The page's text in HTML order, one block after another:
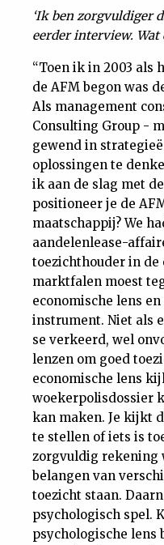
‘Ik ben zorgvuldiger
eerder interview. Wat
“Toen ik in 2003 als
de AFM begon was
Als management
Consulting Group -
gewend in
oplossingen te
ik aan de slag met
positioneer je de
maatschappij? We
aandelenlease-
toezichthouder in de
marktfalen moest
economische lens
instrument. Niet als
se verkeerd, wel
lenzen om goed
economische lens
woekerpolisdossier
kan maken. Je kijkt
te stellen of iets is
zorgvuldig rekening
belangen van
toezicht staan.
psychologisch spel.
psychologische lens